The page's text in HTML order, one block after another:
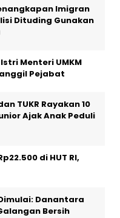
Imigran
Dituding Gunakan
Menteri UMKM
Pejabat
TUKR Rayakan 10
Ajak Anak Peduli
di HUT RI,
Danantara
Bersih